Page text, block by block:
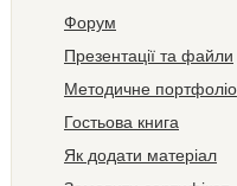
Форум
Презентації та файли
Методичне портфоліо
Гостьова книга
Як додати матеріал